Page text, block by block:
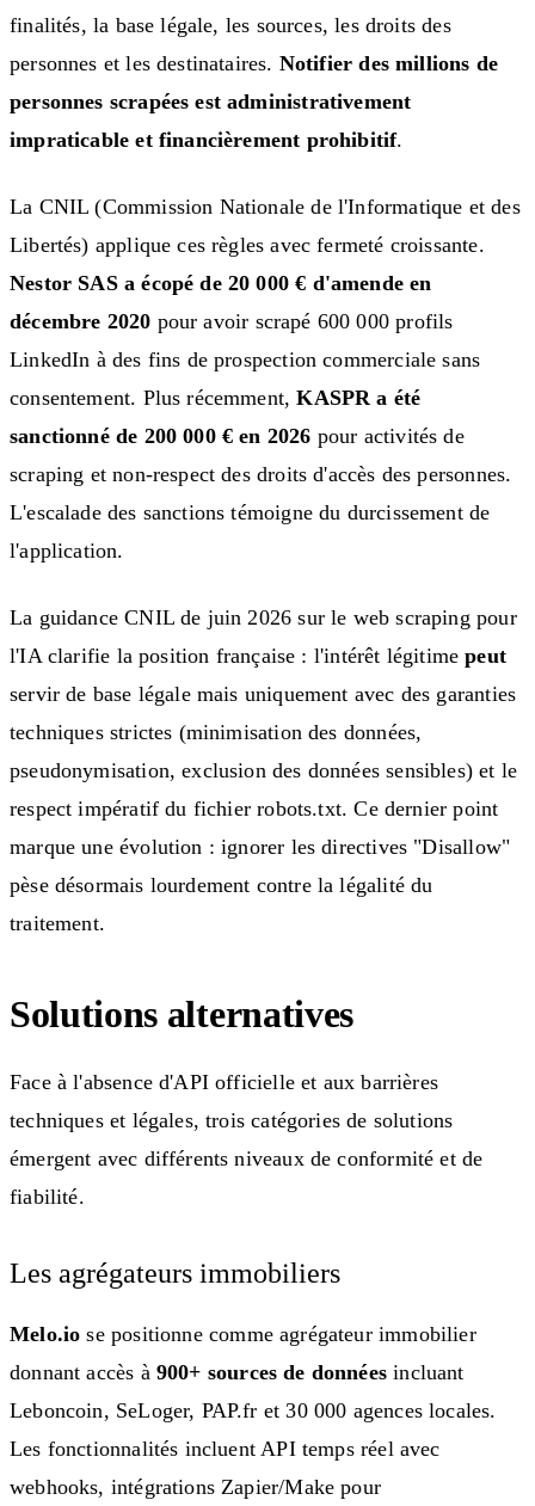
finalités, la base légale, les sources, les droits des
personnes et les destinataires. Notifier des millions de
personnes scrapées est administrativement
impraticable et financièrement prohibitif.
La CNIL (Commission Nationale de l'Informatique et des
Libertés) applique ces règles avec fermeté croissante.
Nestor SAS a écopé de 20 000 € d'amende en
décembre 2020 pour avoir scrapé 600 000 profils
LinkedIn à des fins de prospection commerciale sans
consentement. Plus récemment,KASPR a été
sanctionné de 200 000 € en 2026 pour activités de
scraping et non-respect des droits d'accès des personnes.
L'escalade des sanctions témoigne du durcissement de
l'application.
La guidance CNIL de juin 2026 sur le web scraping pour
l'IA clarifie la position française : l'intérêt légitimepeut
servir de base légale mais uniquement avec des garanties
techniques strictes (minimisation des données,
pseudonymisation, exclusion des données sensibles) et le
respect impératif du fichier robots.txt. Ce dernier point
marque une évolution : ignorer les directives "Disallow"
pèse désormais lourdement contre la légalité du
traitement.
Solutions alternatives
Face à l'absence d'API officielle et aux barrières
techniques et légales, trois catégories de solutions
émergent avec différents niveaux de conformité et de
fiabilité.
Les agrégateurs immobiliers
Melo.io se positionne comme agrégateur immobilier
donnant accès à 900+ sources de données incluant
Leboncoin, SeLoger, PAP.fr et 30 000 agences locales.
Les fonctionnalités incluent API temps réel avec
webhooks, intégrations Zapier/Make pour